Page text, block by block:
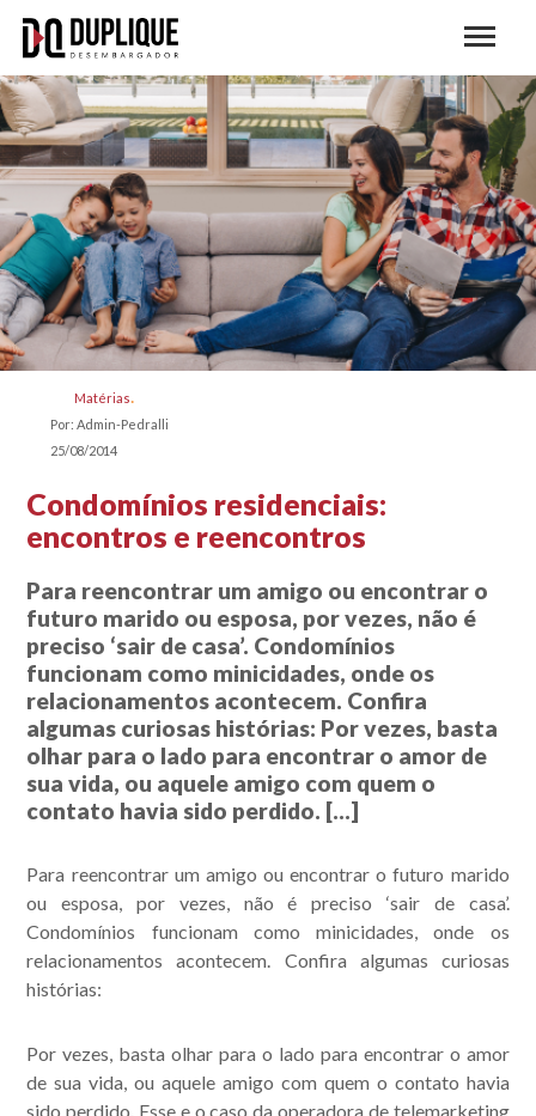
Matérias
Por: Admin-Pedralli
25/08/2014
Condomínios residenciais:
encontros e reencontros
Para reencontrar um amigo ou encontrar o
futuro marido ou esposa, por vezes, não é
preciso ‘sair de casa’. Condomínios
funcionam como minicidades, onde os
relacionamentos acontecem. Confira
algumas curiosas histórias: Por vezes, basta
olhar para o lado para encontrar o amor de
sua vida, ou aquele amigo com quem o
contato havia sido perdido. […]
Para reencontrar um amigo ou encontrar o futuro marido
ou esposa, por vezes, não é preciso ‘sair de casa’.
Condomínios funcionam como minicidades, onde os
relacionamentos acontecem. Confira algumas curiosas
histórias:
Por vezes, basta olhar para o lado para encontrar o amor
de sua vida, ou aquele amigo com quem o contato havia
sido perdido. Esse e o caso da operadora de telemarketing